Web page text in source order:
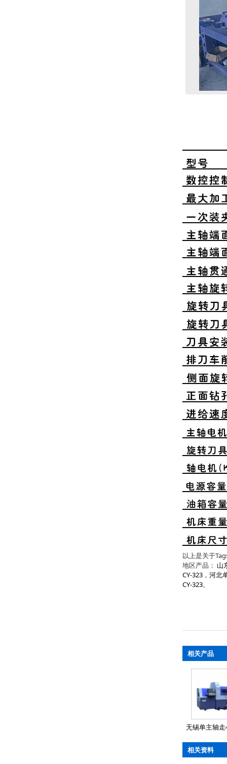
以上是关于
地区产品： 山
CY-323 ， 河北
CY-323。
相关产品
无锡单主轴走
相关资料